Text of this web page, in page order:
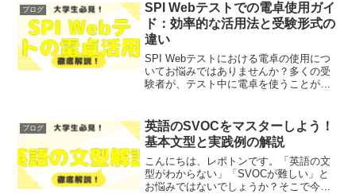
ブログ
SPI Webテストでの電卓使用ガイ
ド：効率的な活用法と受験形式の
違い
SPI Webテストにおける電卓の使用につ
いてお悩みではありませんか？多くの受
験者が、テスト中に電卓を使うことがで
Webテストでの電卓の使用可否や受験方
式による違いに...
ブログ
英語のSVOCをマスターしよう！
基本文型と実践例の解説
こんにちは、レポトンです。「英語の文
型がわからない」「SVOCが難しい」と
お悩みではないでしょうか？そこで今回